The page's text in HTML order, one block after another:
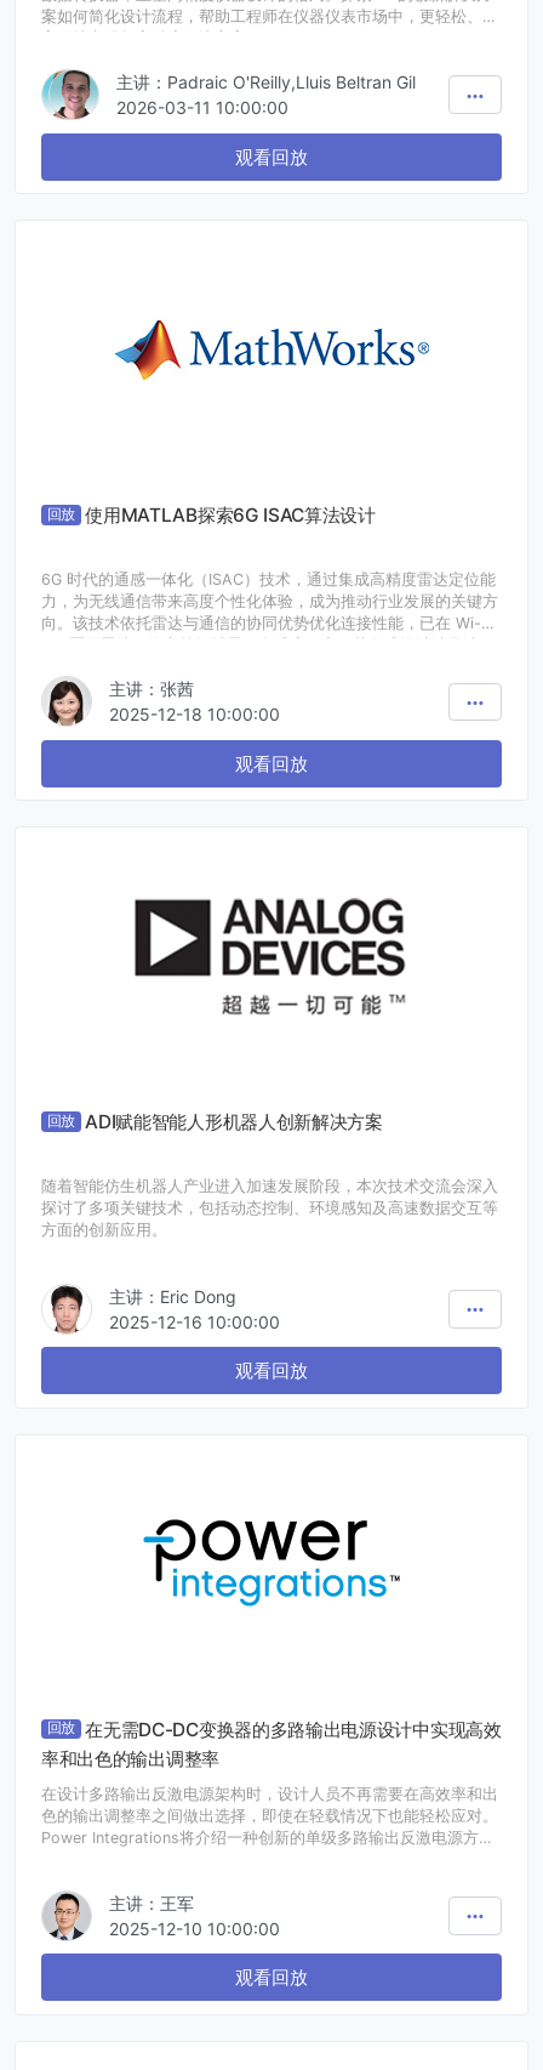
案如何简化设计流程，帮助工程师在仪器仪表市场中，更轻松、更
主讲：Padraic O'Reilly,Lluis Beltran Gil
2026-03-11 10:00:00
观看回放
回放 使用MATLAB探索6G ISAC算法设计
6G 时代的通感一体化（ISAC）技术，通过集成高精度雷达定位能
力，为无线通信带来高度个性化体验，成为推动行业发展的关键方
向。该技术依托雷达与通信的协同优势优化连接性能，已在 Wi-
MATLAB 作为 ISAC 研究的核心工具，提供场景仿真、算法设计测
试、数据分析的全流程支持。它以直观易用的平台特性，帮助研究
人员提速开发进程、高效验证设计方案，为 6G 技术落地提供强力
主讲：张茜
2025-12-18 10:00:00
观看回放
回放 ADI赋能智能人形机器人创新解决方案
随着智能仿生机器人产业进入加速发展阶段，本次技术交流会深入
探讨了多项关键技术，包括动态控制、环境感知及高速数据交互等
方面的创新应用。
主讲：Eric Dong
2025-12-16 10:00:00
观看回放
回放 在无需DC-DC变换器的多路输出电源设计中实现高效
率和出色的输出调整率
在设计多路输出反激电源架构时，设计人员不再需要在高效率和出
色的输出调整率之间做出选择，即使在轻载情况下也能轻松应对。
Power Integrations将介绍一种创新的单级多路输出反激电源方案
输出调整率。InnoMux-2可以对每路输出提供精确调整，在整个负
载和输入电压范围内不仅调整精度优于3%，而且同时效率也能保
持在90%以上。InnoMux2 提供650V/725V/750V/1700V多种电压
选择，具备次级零电压开关进一步提高效率，搭配脉冲共享以消除
音频噪声。此外还将展示InnoMux-2在白色家电，电视，照明等需
主讲：王军
2025-12-10 10:00:00
观看回放